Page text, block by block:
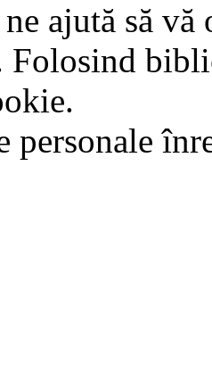
ajută să
Folosind
personale